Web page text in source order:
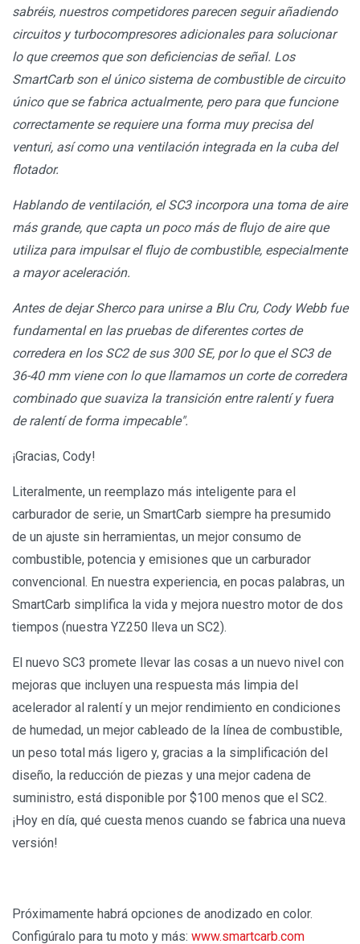
sabréis, nuestros competidores parecen seguir añadiendo
circuitos y turbocompresores adicionales para solucionar
lo que creemos que son deficiencias de señal. Los
SmartCarb son el único sistema de combustible de circuito
único que se fabrica actualmente, pero para que funcione
correctamente se requiere una forma muy precisa del
venturi, así como una ventilación integrada en la cuba del
flotador.
Hablando de ventilación, el SC3 incorpora una toma de aire
más grande, que capta un poco más de flujo de aire que
utiliza para impulsar el flujo de combustible, especialmente
a mayor aceleración.
Antes de dejar Sherco para unirse a Blu Cru, Cody Webb fue
fundamental en las pruebas de diferentes cortes de
corredera en los SC2 de sus 300 SE, por lo que el SC3 de
36-40 mm viene con lo que llamamos un corte de corredera
combinado que suaviza la transición entre ralentí y fuera
de ralentí de forma impecable".
¡Gracias, Cody!
Literalmente, un reemplazo más inteligente para el
carburador de serie, un SmartCarb siempre ha presumido
de un ajuste sin herramientas, un mejor consumo de
combustible, potencia y emisiones que un carburador
convencional. En nuestra experiencia, en pocas palabras, un
SmartCarb simplifica la vida y mejora nuestro motor de dos
tiempos (nuestra YZ250 lleva un SC2).
El nuevo SC3 promete llevar las cosas a un nuevo nivel con
mejoras que incluyen una respuesta más limpia del
acelerador al ralentí y un mejor rendimiento en condiciones
de humedad, un mejor cableado de la línea de combustible,
un peso total más ligero y, gracias a la simplificación del
diseño, la reducción de piezas y una mejor cadena de
suministro, está disponible por $100 menos que el SC2.
¡Hoy en día, qué cuesta menos cuando se fabrica una nueva
versión!
Próximamente habrá opciones de anodizado en color.
Configúralo para tu moto y más: www.smartcarb.com